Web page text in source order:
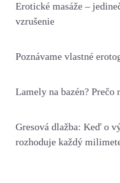
Erotické masáže –
vzrušenie
Poznávame vlastné
Lamely na bazén? Prečo
Gresová dlažba: Keď o
rozhoduje každý